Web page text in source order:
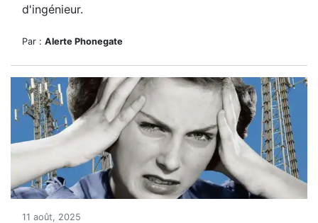
d'ingénieur.
Par : Alerte Phonegate
11 août, 2025